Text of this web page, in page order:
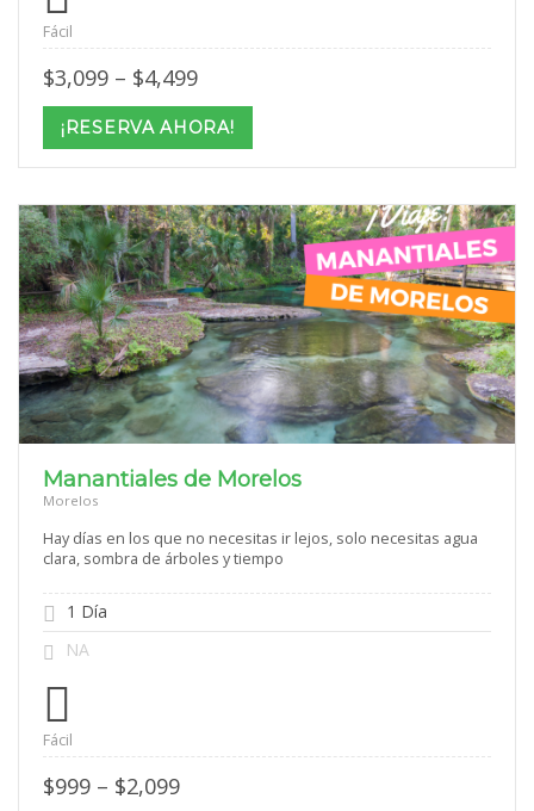
Fácil
$3,099 – $4,499Price
$3,099
through
$4,499
¡RESERVA AHORA!
Manantiales de Morelos
Morelos
Hay días en los que no necesitas ir lejos, solo necesitas agua
clara, sombra de árboles y tiempo
1 Día
NA
Fácil
$999 – $2,099Price